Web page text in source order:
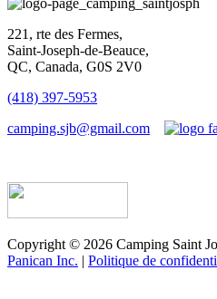
221, rte des Fermes,
Saint-Joseph-de-Beauce,
QC, Canada, G0S 2V0
(418) 397-5953
camping.sjb@gmail.com
Copyright © 2026 Camping Saint
Panican Inc. | Politique de